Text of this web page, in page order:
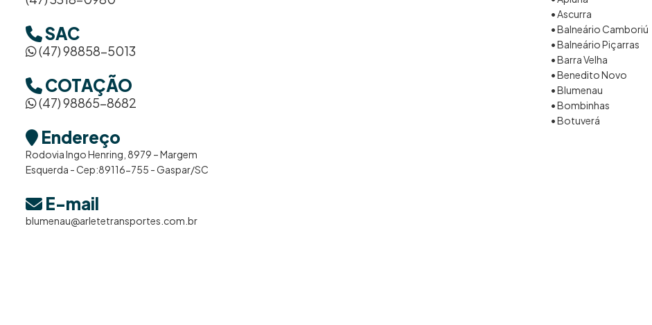
SAC
(47) 98858-5013
COTAÇÃO
(47) 98865-8682
Endereço
Rodovia Ingo Henring, 8979 – Margem
Esquerda - Cep:89116-755 - Gaspar/SC
E-mail
blumenau@arletetransportes.com.br
• Ascurra
• Balneário Camboriú
• Balneário Piçarras
• Barra Velha
• Benedito Novo
• Blumenau
• Bombinhas
• Botuverá